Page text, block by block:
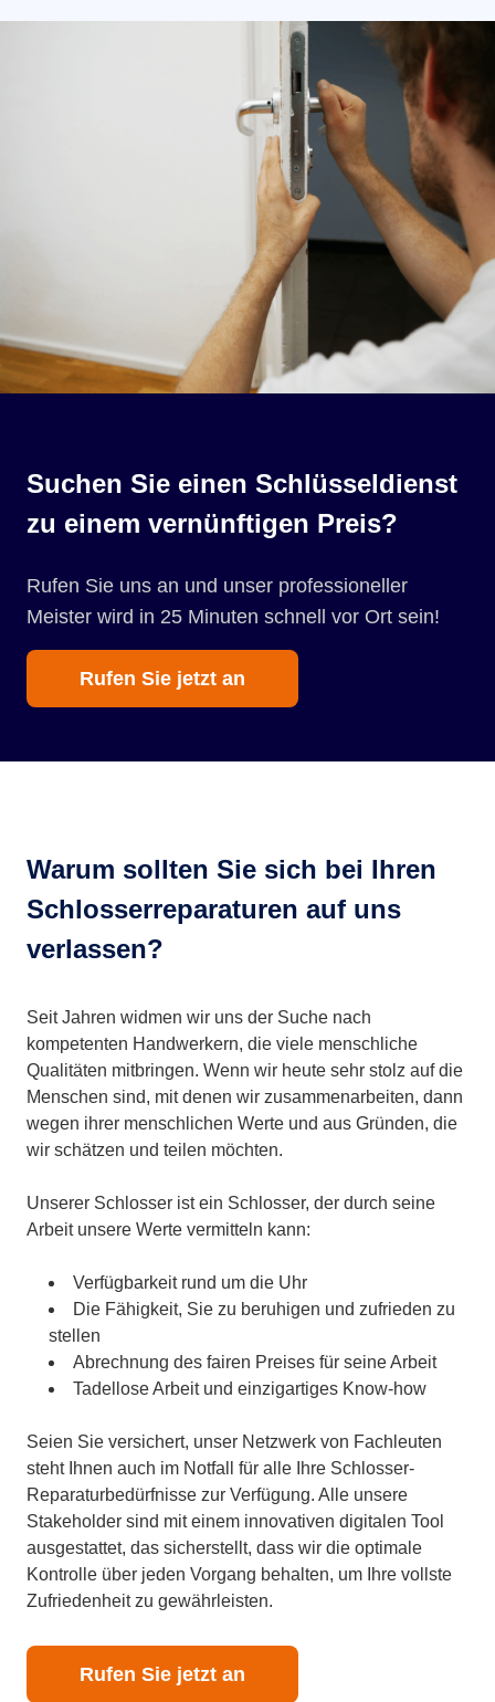
Suchen Sie einen Schlüsseldienst
zu einem vernünftigen Preis?
Rufen Sie uns an und unser professioneller
Meister wird in 25 Minuten schnell vor Ort sein!
Rufen Sie jetzt an
Warum sollten Sie sich bei Ihren
Schlosserreparaturen auf uns
verlassen?
Seit Jahren widmen wir uns der Suche nach
kompetenten Handwerkern, die viele menschliche
Qualitäten mitbringen. Wenn wir heute sehr stolz auf die
Menschen sind, mit denen wir zusammenarbeiten, dann
wegen ihrer menschlichen Werte und aus Gründen, die
wir schätzen und teilen möchten.
Unserer Schlosser ist ein Schlosser, der durch seine
Arbeit unsere Werte vermitteln kann:
Verfügbarkeit rund um die Uhr
Die Fähigkeit, Sie zu beruhigen und zufrieden zu
stellen
Abrechnung des fairen Preises für seine Arbeit
Tadellose Arbeit und einzigartiges Know-how
Seien Sie versichert, unser Netzwerk von Fachleuten
steht Ihnen auch im Notfall für alle Ihre Schlosser-
Reparaturbedürfnisse zur Verfügung. Alle unsere
Stakeholder sind mit einem innovativen digitalen Tool
ausgestattet, das sicherstellt, dass wir die optimale
Kontrolle über jeden Vorgang behalten, um Ihre vollste
Zufriedenheit zu gewährleisten.
Rufen Sie jetzt an